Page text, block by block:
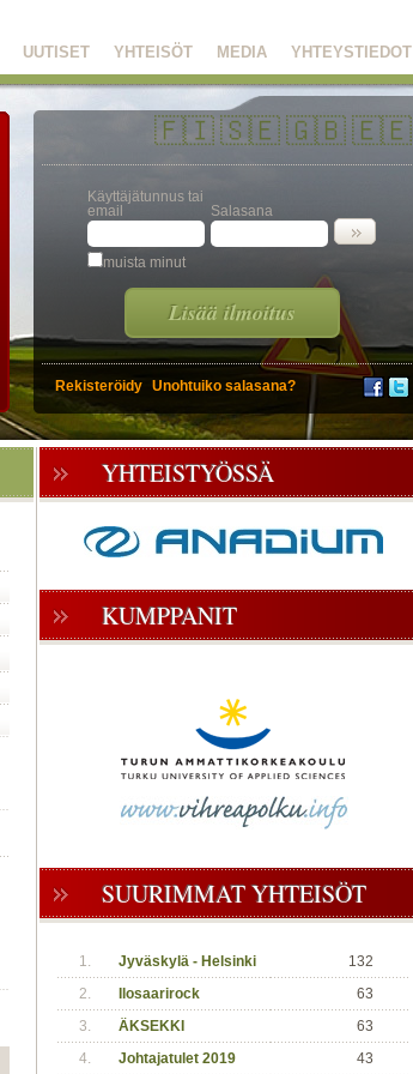
YHTEYSTIEDOT
MEDIA
YHTEISÖT
UUTISET
🇫🇮🇸🇪🇬🇧🇪🇪
Käyttäjätunnus tai
email
Salasana
muista minut
Lisää ilmoitus
Rekisteröidy Unohtuiko salasana?
YHTEISTYÖSSÄ
KUMPPANIT
SUURIMMAT YHTEISÖT
1. Jyväskylä - Helsinki
132
2.
Ilosaarirock
63
3.
ÄKSEKKI
63
4.
Johtajatulet 2019
43